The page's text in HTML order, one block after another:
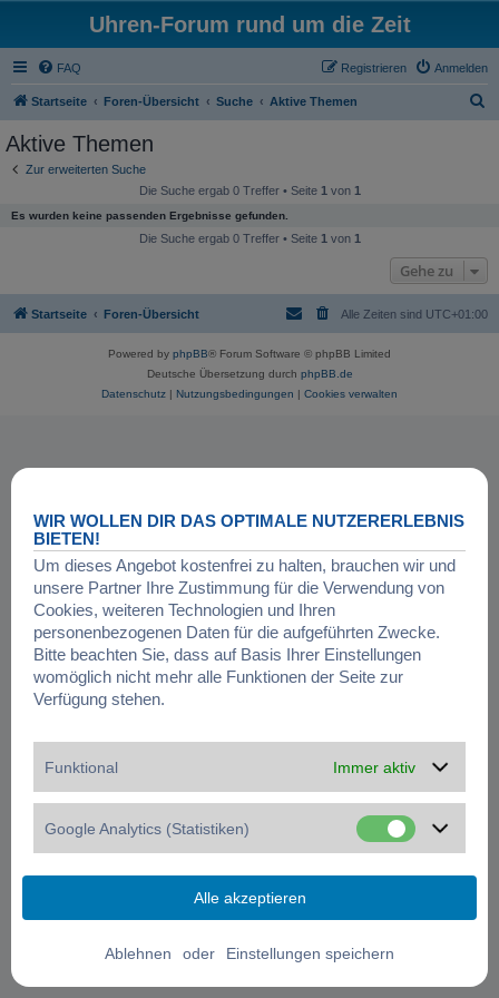
Uhren-Forum rund um die Zeit
FAQ Anmelden
Registrieren
Startseite Foren-Übersicht Suche Aktive Themen
Aktive Themen
Zur erweiterten Suche
Die Suche ergab 0 Treffer • Seite 1 von 1
Es wurden keine passenden Ergebnisse gefunden.
Die Suche ergab 0 Treffer • Seite 1 von 1
Gehe zu
Startseite Foren-Übersicht Alle Zeiten sind UTC+01:00
Powered by phpBB® Forum Software © phpBB Limited
Deutsche Übersetzung durch phpBB.de
Datenschutz | Nutzungsbedingungen | Cookies verwalten
WIR WOLLEN DIR DAS OPTIMALE NUTZERERLEBNIS
BIETEN!
Um dieses Angebot kostenfrei zu halten, brauchen wir und
unsere Partner Ihre Zustimmung für die Verwendung von
Cookies, weiteren Technologien und Ihren
personenbezogenen Daten für die aufgeführten Zwecke.
Bitte beachten Sie, dass auf Basis Ihrer Einstellungen
womöglich nicht mehr alle Funktionen der Seite zur
Verfügung stehen.
Funktional Immer aktiv
Google Analytics (Statistiken)
oder